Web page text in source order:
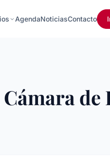
AgendaNoticiasContacto
de